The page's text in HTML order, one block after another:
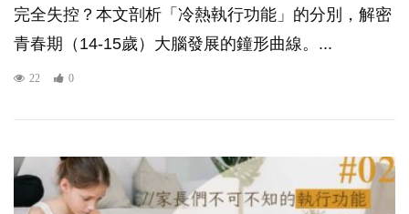
完全失控？本文剖析「冷熱執行功能」的分別，解密
青春期（14-15歲）大腦發展的鐘形曲線。...
22 0